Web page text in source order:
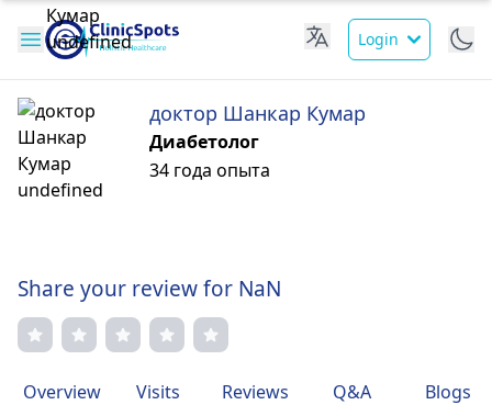
Login
доктор Шанкар Кумар
Диабетолог
34 года опыта
Share your review for NaN
Overview Visits Reviews Q&A Blogs